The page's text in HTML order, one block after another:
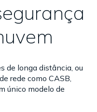
de longa distância, ou
rede como CASB,
único modelo de